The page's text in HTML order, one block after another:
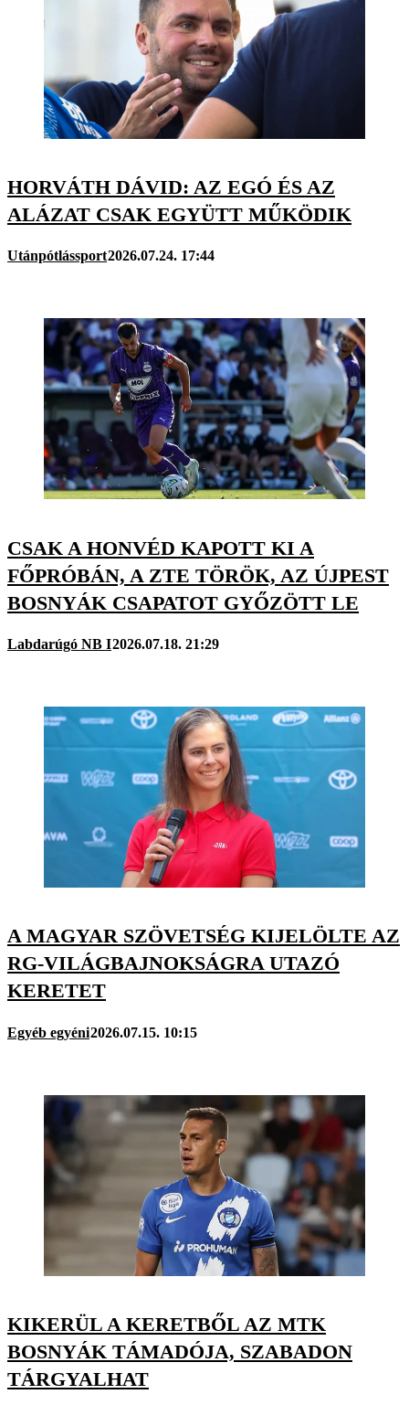
HORVÁTH DÁVID: AZ EGÓ ÉS AZ
ALÁZAT CSAK EGYÜTT MŰKÖDIK
Utánpótlássport2026.07.24. 17:44
CSAK A HONVÉD KAPOTT KI A
FŐPRÓBÁN, A ZTE TÖRÖK, AZ ÚJPEST
BOSNYÁK CSAPATOT GYŐZÖTT LE
Labdarúgó NB I2026.07.18. 21:29
A MAGYAR SZÖVETSÉG KIJELÖLTE AZ
RG-VILÁGBAJNOKSÁGRA UTAZÓ
KERETET
Egyéb egyéni2026.07.15. 10:15
KIKERÜL A KERETBŐL AZ MTK
BOSNYÁK TÁMADÓJA, SZABADON
TÁRGYALHAT